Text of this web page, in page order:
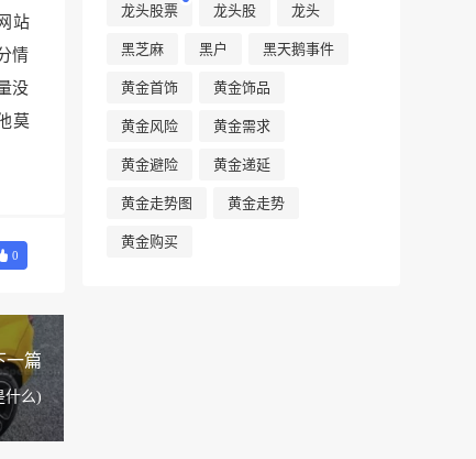
站
情
没
莫
0
一篇
什么)
龙头股票 龙头股 龙头
黑芝麻 黑户 黑天鹅事件
黄金首饰 黄金饰品
黄金风险 黄金需求
黄金避险 黄金递延
黄金走势图 黄金走势
黄金购买